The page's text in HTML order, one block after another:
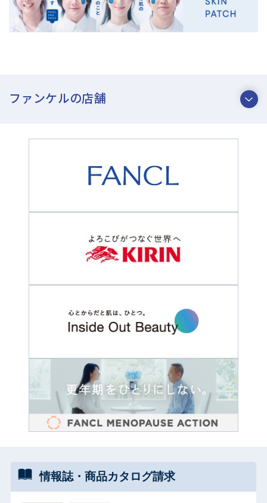
ファンケルの店舗
情報誌・ 商品カタログ請求